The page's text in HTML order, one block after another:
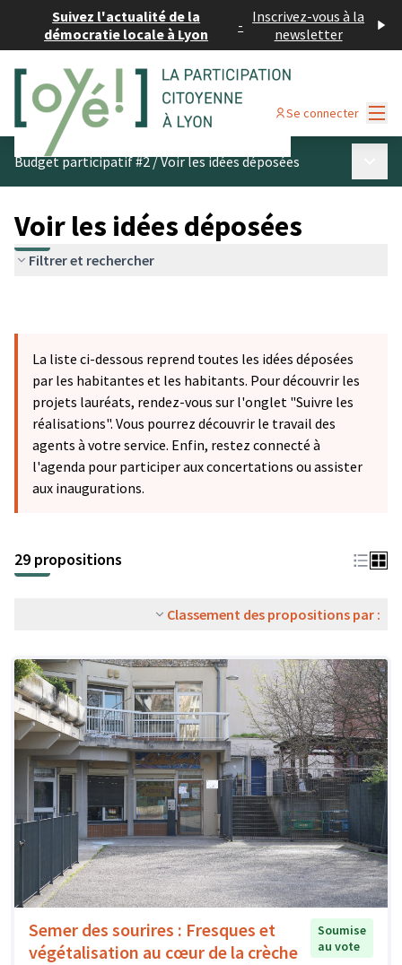
Suivez l'actualité de la
démocratie locale à Lyon
- Inscrivez-vous à la
newsletter
Se connecter
Budget participatif #2/Voir les idées déposées
Voir les idées déposées
Filtrer et rechercher
La liste ci-dessous reprend toutes les idées déposées
par les habitantes et les habitants. Pour découvrir les
projets lauréats, rendez-vous sur l'onglet "Suivre les
réalisations". Vous pourrez découvrir le travail des
agents à votre service. Enfin, restez connecté à
l'agenda pour participer aux concertations ou assister
aux inaugurations.
29 propositions
Classement des propositions par :
Semer des sourires : Fresques et
végétalisation au cœur de la crèche
Soumise
au vote